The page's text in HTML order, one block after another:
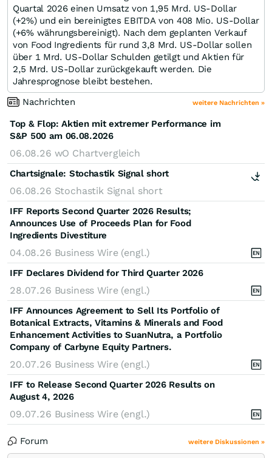
Quartal 2026 einen Umsatz von 1,95 Mrd. US-Dollar
(+2%) und ein bereinigtes EBITDA von 408 Mio. US-Dollar
(+6% währungsbereinigt). Nach dem geplanten Verkauf
von Food Ingredients für rund 3,8 Mrd. US-Dollar sollen
über 1 Mrd. US-Dollar Schulden getilgt und Aktien für
2,5 Mrd. US-Dollar zurückgekauft werden. Die
Jahresprognose bleibt bestehen.
Nachrichten
weitere Nachrichten »
Top & Flop: Aktien mit extremer Performance im
S&P 500 am 06.08.2026
06.08.26 wO Chartvergleich
Chartsignale: Stochastik Signal short
06.08.26 Stochastik Signal short
IFF Reports Second Quarter 2026 Results;
Announces Use of Proceeds Plan for Food
Ingredients Divestiture
04.08.26 Business Wire (engl.)
IFF Declares Dividend for Third Quarter 2026
28.07.26 Business Wire (engl.)
IFF Announces Agreement to Sell Its Portfolio of
Botanical Extracts, Vitamins & Minerals and Food
Enhancement Activities to SuanNutra, a Portfolio
Company of Carbyne Equity Partners.
20.07.26 Business Wire (engl.)
IFF to Release Second Quarter 2026 Results on
August 4, 2026
09.07.26 Business Wire (engl.)
Forum weitere Diskussionen »